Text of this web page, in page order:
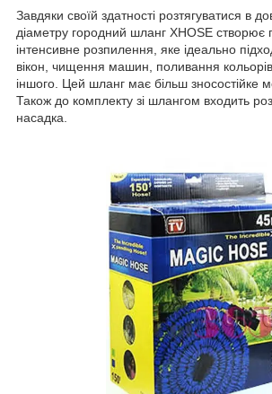
Завдяки своїй здатності розтягуватися в
діаметру городний шланг XHOSE створює
інтенсивне розпилення, яке ідеально
вікон, чищення машин, поливання кольорів
іншого. Цей шланг має більш зносостійке
Також до комплекту зі шлангом входить
насадка.